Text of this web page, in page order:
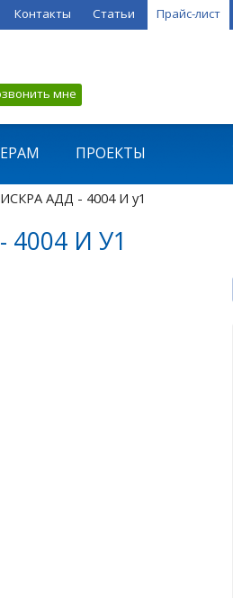
Контакты Статьи Прайс-лист
мне
ПРОЕКТЫ
АДД - 4004 И у1
И У1